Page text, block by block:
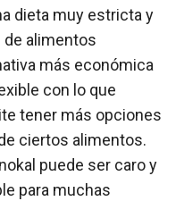
dieta muy estricta y
de alimentos
más económica
con lo que
tener más opciones
ciertos alimentos.
puede ser caro y
para muchas